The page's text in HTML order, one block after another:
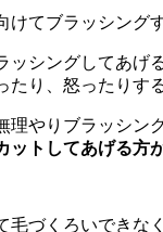
けてブラッシング
ッシングしてあげ
たり、怒ったりす
理やりブラッシン
ットしてあげる方
毛づくろいできな